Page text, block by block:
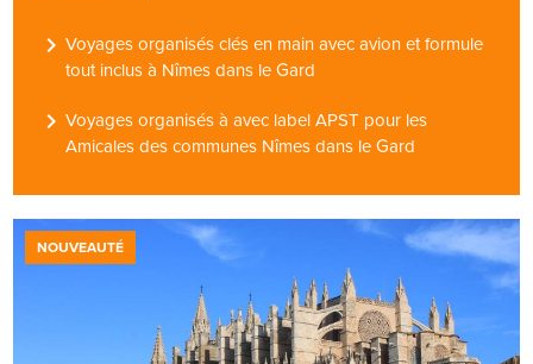
navigate_nextVoyages organisés clés en main avec avion et formule
tout inclus à Nîmes dans le Gard
navigate_nextVoyages organisés à avec label APST pour les
Amicales des communes Nîmes dans le Gard
NOUVEAUTÉ